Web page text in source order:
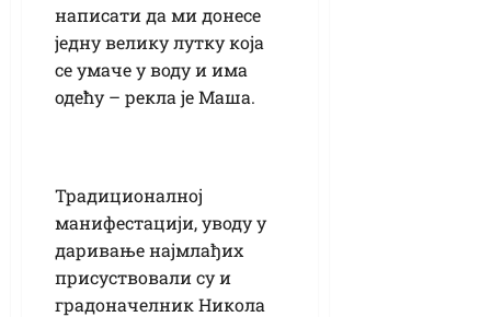
написати да ми донесе
једну велику лутку која
се умаче у воду и има
одећу – рекла је Маша.
Традиционалној
манифестацији, уводу у
даривање најмлађих
присуствовали су и
градоначелник Никола